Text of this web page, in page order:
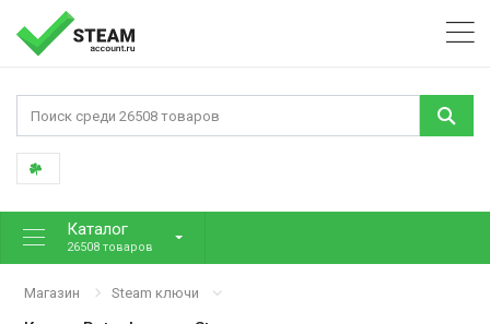
Каталог
26508 товаров
Магазин Steam ключи